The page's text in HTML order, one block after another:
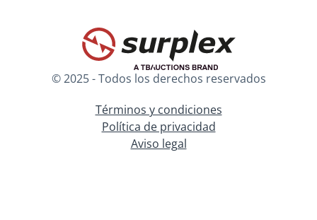
© 2025 - Todos los derechos reservados
Términos y condiciones
Política de privacidad
Aviso legal